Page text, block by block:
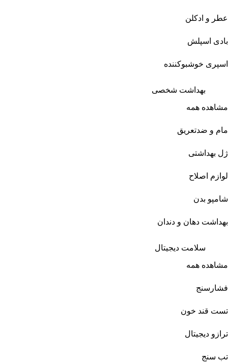
عطر و ادکلن
بادی اسپلش
اسپری خوشبوکننده
بهداشت شخصی
مشاهده همه
مام و ضدتعریق
ژل بهداشتی
لوازم اصلاح
شامپو بدن
بهداشت دهان و دندان
سلامت دیجیتال
مشاهده همه
فشارسنج
تست قند خون
ترازو دیجیتال
تب سنج